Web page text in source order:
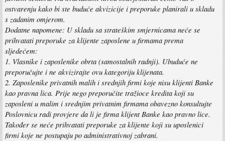
ostvarenju kako bi ste buduće akvizicije i preporuke planirali u skladu
s zadanim omjerom.
Dodatne napomene: U skladu sa strateškim smjernicama neće se
prihvatati preporuke za klijente zaposlene u firmama prema
sljedećem:
1. Vlasnike i zaposlenike obrta (samostalnih radnji). Ubuduće ne
preporučujte i ne akvizirajte ovu kategoriju klijenata.
2. Zaposlenike privatnih malih i srednjih firmi koje nisu klijenti Banke
kao pravna lica. Prije nego preporučite tražioce kredita koji su
zaposleni u malim i srednjim privatnim firmama obavezno konsultujte
Poslovnicu radi provjere da li je firma klijent Banke kao pravno lice.
Također se neće prihvatati preporuke za klijente koji su uposlenici
firmi koje ne postupaju po administrativnoj zabrani.